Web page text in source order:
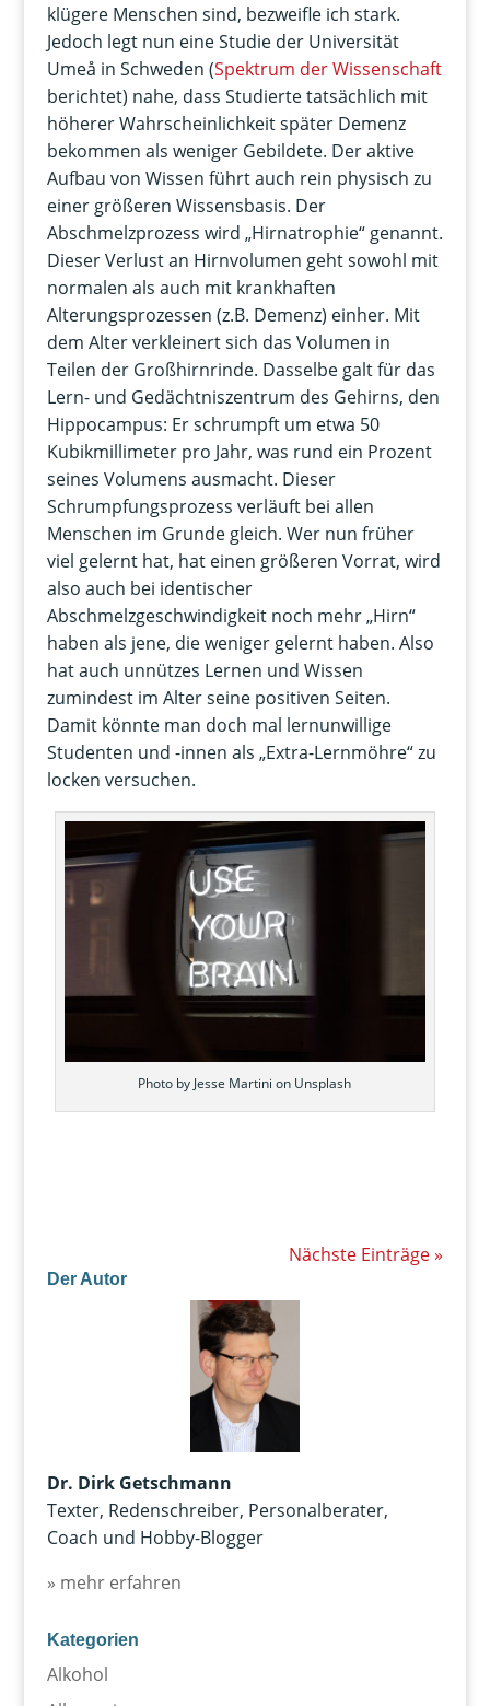
klügere Menschen sind, bezweifle ich stark.
Jedoch legt nun eine Studie der Universität
Umeå in Schweden (Spektrum der Wissenschaft
berichtet) nahe, dass Studierte tatsächlich mit
höherer Wahrscheinlichkeit später Demenz
bekommen als weniger Gebildete. Der aktive
Aufbau von Wissen führt auch rein physisch zu
einer größeren Wissensbasis. Der
Abschmelzprozess wird „Hirnatrophie“ genannt.
Dieser Verlust an Hirnvolumen geht sowohl mit
normalen als auch mit krankhaften
Alterungsprozessen (z.B. Demenz) einher. Mit
dem Alter verkleinert sich das Volumen in
Teilen der Großhirnrinde. Dasselbe galt für das
Lern- und Gedächtniszentrum des Gehirns, den
Hippocampus: Er schrumpft um etwa 50
Kubikmillimeter pro Jahr, was rund ein Prozent
seines Volumens ausmacht. Dieser
Schrumpfungsprozess verläuft bei allen
Menschen im Grunde gleich. Wer nun früher
viel gelernt hat, hat einen größeren Vorrat, wird
also auch bei identischer
Abschmelzgeschwindigkeit noch mehr „Hirn“
haben als jene, die weniger gelernt haben. Also
hat auch unnützes Lernen und Wissen
zumindest im Alter seine positiven Seiten.
Damit könnte man doch mal lernunwillige
Studenten und -innen als „Extra-Lernmöhre“ zu
locken versuchen.
Photo by Jesse Martini on Unsplash
Nächste Einträge »
Der Autor
Dr. Dirk Getschmann
Texter, Redenschreiber, Personalberater,
Coach und Hobby-Blogger
» mehr erfahren
Kategorien
Alkohol